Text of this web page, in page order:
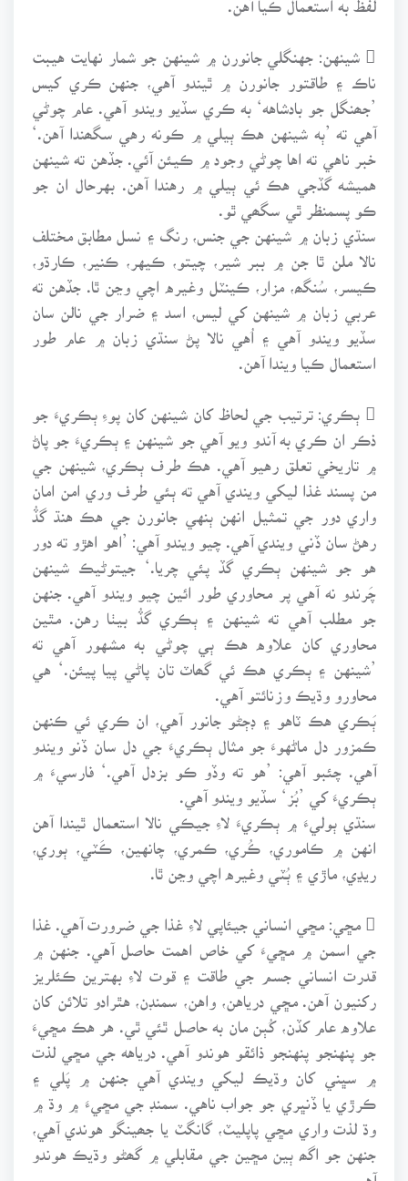
 شينهن: جهنگلي جانورن ۾ شينهن جو شمار نهايت هيبت
ناڪ ۽ طاقتور جانورن ۾ ٿيندو آهي، جنهن ڪري کيس
’جھنگل جو بادشاهه‘ به ڪري سڏيو ويندو آهي. عام چوڻي
آهي ته ’ٻه شينهن هڪ ٻيلي ۾ ڪونه رهي سگھندا آهن.‘
خبر ناهي ته اها چوڻي وجود ۾ ڪيئن آئي. جڏهن ته شينهن
هميشه گڏجي هڪ ئي ٻيلي ۾ رهندا آهن. بهرحال ان جو
ڪو پسمنظر ٿي سگھي ٿو.
سنڌي زبان ۾ شينهن جي جنس، رنگ ۽ نسل مطابق مختلف
نالا ملن ٿا جن ۾ ببر شير، چيتو، ڪيهر، ڪنير، ڪارڌو،
ڪيسر، سُنگھ، مزار، ڪينٽل وغيره اچي وڃن ٿا. جڏهن ته
عربي زبان ۾ شينهن کي ليس، اسد ۽ ضرار جي نالن سان
سڏيو ويندو آهي ۽ اُهي نالا پڻ سنڌي زبان ۾ عام طور
استعمال ڪيا ويندا آهن.
 ٻڪري: ترتيب جي لحاظ کان شينهن کان پوءِ ٻڪريءَ جو
ذڪر ان ڪري به آندو ويو آهي جو شينهن ۽ ٻڪريءَ جو پاڻ
۾ تاريخي تعلق رهيو آهي. هڪ طرف ٻڪري، شينهن جي
من پسند غذا ليکي ويندي آهي ته ٻئي طرف وري امن امان
واري دور جي تمثيل انهن ٻنهي جانورن جي هڪ هنڌ گڏُ
رهڻ سان ڏني ويندي آهي. چيو ويندو آهي: ’اهو اهڙو ته دور
هو جو شينهن ٻڪري گڏ پئي چريا.‘ جيتوڻيڪ شينهن
چَرندو نه آهي پر محاوري طور ائين چيو ويندو آهي. جنهن
جو مطلب آهي ته شينهن ۽ ٻڪري گڏُ بيٺا رهن. مٿين
محاوري کان علاوه هڪ ٻي چوڻي به مشهور آهي ته
’شينهن ۽ ٻڪري هڪ ئي گھاٽ تان پاڻي پيا پيئن.‘ هي
محاورو وڌيڪ وزنائتو آهي.
ٻَڪري هڪ ٽاهو ۽ ڊڄڻو جانور آهي، ان ڪري ئي ڪنهن
ڪمزور دل ماڻهوءَ جو مثال ٻڪريءَ جي دل سان ڏنو ويندو
آهي. چئبو آهي: ’هو ته وڏو ڪو بزدل آهي.‘ فارسيءَ ۾
ٻڪريءَ کي ’بُز‘ سڏيو ويندو آهي.
سنڌي ٻوليءَ ۾ ٻڪريءَ لاءِ جيڪي نالا استعمال ٿيندا آهن
انهن ۾ ڪاموري، ڪُري، ڪمري، چانهين، ڪَٽي، ٻوري،
ريڍي، ماڙي ۽ ٻُٽي وغيره اچي وڃن ٿا.
 مڇي: مڇي انساني جيئاپي لاءِ غذا جي ضرورت آهي. غذا
جي اسمن ۾ مڇيءَ کي خاص اهمت حاصل آهي. جنهن ۾
قدرت انساني جسم جي طاقت ۽ قوت لاءِ بهترين ڪئلريز
رکنيون آهن. مڇي درياهن، واهن، سمنڊن، هٿرادو تلائن کان
علاوه عام کڏن، کُٻن مان به حاصل ٿئي ٿي. هر هڪ مڇيءَ
جو پنهنجو پنهنجو ذائقو هوندو آهي. درياهه جي مڇي لذت
۾ سڀني کان وڌيڪ ليکي ويندي آهي جنهن ۾ پَلي ۽
ڪرڙي يا ڏنڀري جو جواب ناهي. سمنڊ جي مڇيءَ ۾ وڌ ۾
وڌ لذت واري مڇي پاپليٽ، گانگٽ يا جھينگو هوندي آهي،
جنهن جو اگھ ٻين مڇين جي مقابلي ۾ گھڻو وڌيڪ هوندو
آهي.